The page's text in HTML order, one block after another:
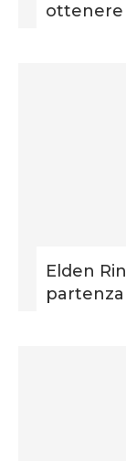
ottenere
Elden
partenza